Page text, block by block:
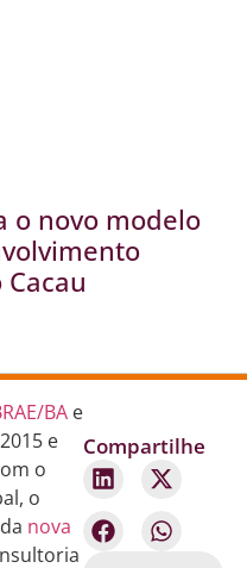
o novo modelo
Compartilhe
BA e
e
o
o
nova